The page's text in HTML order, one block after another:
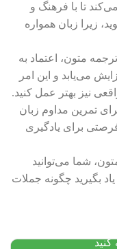
تا با فرهنگ و
زیرا زبان همواره
متون، اعتماد به
می‌یابد و این امر
نیز بهتر عمل کنید.
تمرین مداوم زبان
برای یادگیری
شما می‌توانید
بگیرید چگونه جملات
کنید